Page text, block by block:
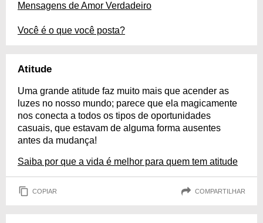
Mensagens de Amor Verdadeiro
Você é o que você posta?
Atitude
Uma grande atitude faz muito mais que acender as
luzes no nosso mundo; parece que ela magicamente
nos conecta a todos os tipos de oportunidades
casuais, que estavam de alguma forma ausentes
antes da mudança!
Saiba por que a vida é melhor para quem tem atitude
COPIAR COMPARTILHAR